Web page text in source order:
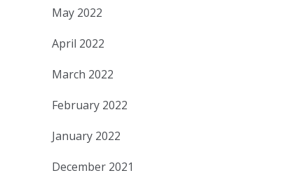
May 2022
April 2022
March 2022
February 2022
January 2022
December 2021